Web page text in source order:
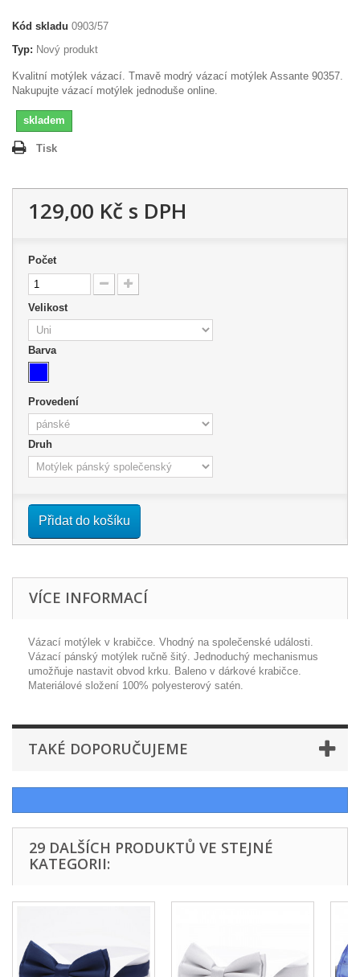
Kód skladu 0903/57
Typ: Nový produkt
Kvalitní motýlek vázací. Tmavě modrý vázací motýlek Assante 90357.
Nakupujte vázací motýlek jednoduše online.
skladem
Tisk
129,00 Kč s DPH
Počet
Velikost
Barva
Provedení
Druh
Přidat do košíku
VÍCE INFORMACÍ
Vázací motýlek v krabičce. Vhodný na společenské události.
Vázací pánský motýlek ručně šitý. Jednoduchý mechanismus
umožňuje nastavit obvod krku. Baleno v dárkové krabičce.
Materiálové složení 100% polyesterový satén.
TAKÉ DOPORUČUJEME
29 DALŠÍCH PRODUKTŮ VE STEJNÉ
KATEGORII: